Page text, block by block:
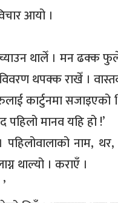
आयो ।
थालेँ । मन ढक्क
थपक्क राखेँ ।
कार्टुनमा सजाइएको
पहिलो मानव यहि हो !’
पहिलोवालाको नाम,
थाल्यो । कराएँ ।